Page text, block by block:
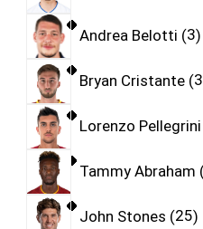
Andrea Belotti 3
Bryan Cristante 3
Lorenzo Pellegrini
Tammy Abraham
John Stones 25